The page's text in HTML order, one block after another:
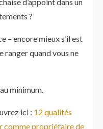
?
– encore mieux s’il est
ranger quand vous ne
minimum.
ici : 12 qualités
comme propriétaire de